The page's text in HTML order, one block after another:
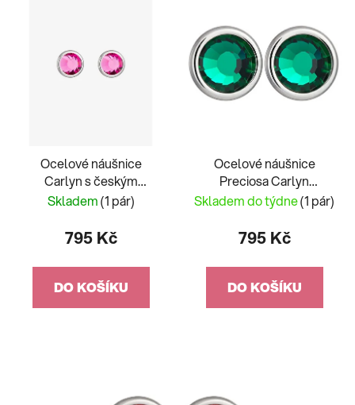
Ocelové náušnice
Carlyn s českým
křišťálem Preciosa, roza
Skladem(1 pár)
795 Kč
DO KOŠÍKU
Ocelové náušnice
Preciosa Carlyn
Emerald 7235 66
Skladem do týdne(1 pár)
795 Kč
DO KOŠÍKU